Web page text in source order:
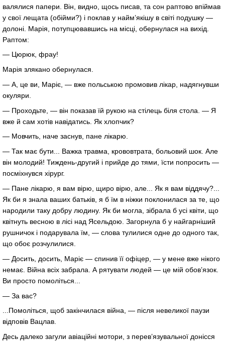
валялися папери. Він, видно, щось писав, та сон раптово впіймав
у свої лещата (обійми?) і поклав у найм’якішу в світі подушку —
долоні. Марія, потупцювавшись на місці, обернулася на вихід.
Раптом:
— Цюрюк, фрау!
Марія злякано обернулася.
— А, це ви, Маріє, — вже польською промовив лікар, надягнувши
окуляри.
— Проходьте, — він показав їй рукою на стілець біля стола. — Я
вже й сам хотів навідатись. Як хлопчик?
— Мовчить, наче заснув, пане лікарю.
— Так має бути... Важка травма, крововтрата, больовий шок. Але
він молодий! Тиждень-другий і прийде до тями, їсти попросить —
посміхнувся хірург.
— Пане лікарю, я вам вірю, щиро вірю, але... Як я вам віддячу?...
Як би я знала ваших батьків, я б їм в ніжки поклонилася за те, що
народили таку добру людину. Як би могла, зібрала б усі квіти, що
квітнуть весною в лісі над Ясельдою. Загорнула б у найгарніший
рушничок і подарувала їм, — слова тулилися одне до одного так,
що обоє розчулилися.
— Досить, досить, Маріє — спинив її офіцер, — у мене вже нікого
немає. Війна всіх забрала. А рятувати людей — це мій обов’язок.
Ви просто помоліться...
— За вас?
...Помоліться, щоб закінчилася війна, — після невеликої паузи
відповів Вацлав.
Десь далеко загули авіаційні мотори, з перев’язувальної донісся